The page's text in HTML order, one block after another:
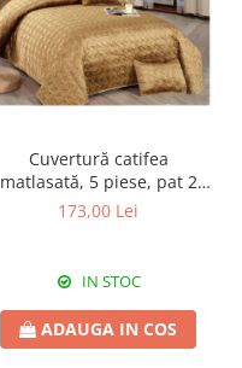
Cuvertură catifea
matlasată, 5 piese, pat 2
persoane, 220x240 cm,
173,00 Lei
IN STOC
ADAUGA IN COS